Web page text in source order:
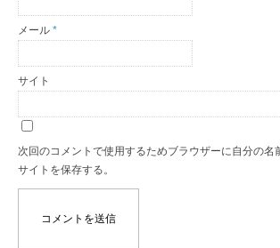
メール *
サイト
次回のコメントで使用するためブラウザーに自分の名
サイトを保存する。